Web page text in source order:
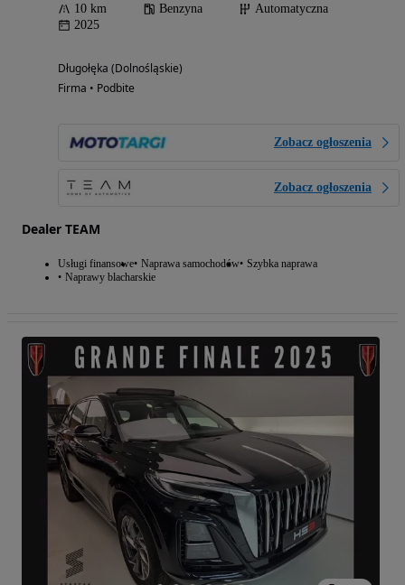
10 km Benzyna
Automatyczna
2025
Długołęka (Dolnośląskie)
Firma • Podbite
Zobacz ogłoszenia
Zobacz ogłoszenia
Dealer TEAM
Usługi finansowe Naprawa samochodów Szybka naprawa
Naprawy blacharskie